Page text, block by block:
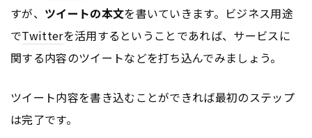
すが、 ツイートの本文を書いていきます。ビジネス用途
でTwitterを活用するということであれば、サービスに
関する内容のツイートなどを打ち込んでみましょう。
ツイート内容を書き込むことができれば最初のステップ
は完了です。